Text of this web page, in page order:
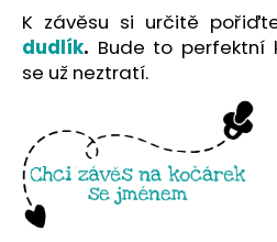
K závěsu si určitě
dudlík. Bude to
se už neztratí.
č
u
j
m
e